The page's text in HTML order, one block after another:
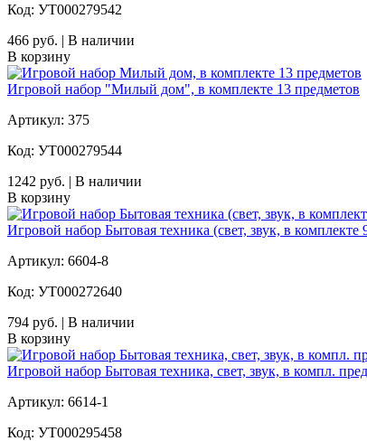
Код: УТ000279542
466 руб. | В наличии
В корзину
Игровой набор "Милый дом", в комплекте 13 предметов
Артикул: 375
Код: УТ000279544
1242 руб. | В наличии
В корзину
Игровой набор Бытовая техника (свет, звук, в
Артикул: 6604-8
Код: УТ000272640
794 руб. | В наличии
В корзину
Игровой набор Бытовая техника, свет, звук, в компл.
Артикул: 6614-1
Код: УТ000295458